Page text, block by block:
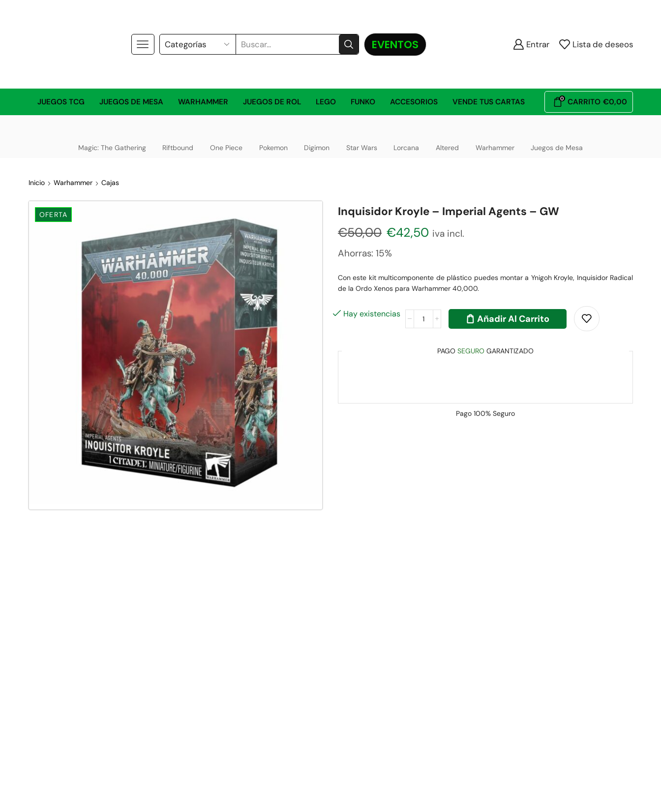
EVENTOS Entrar Lista de deseos
JUEGOS TCG JUEGOS DE MESA WARHAMMER JUEGOS DE ROL LEGO FUNKO ACCESORIOS VENDE TUS CARTAS 0 CARRITO €0,00
Magic: The Gathering Riftbound One Piece Pokemon Digimon Star Wars Lorcana Altered Warhammer Juegos de Mesa
Inicio Warhammer Cajas
OFERTA Inquisidor Kroyle – Imperial Agents – GW
€50,00 €42,50 iva incl.
Ahorras: 15%
Con este kit multicomponente de plástico puedes montar a Ynigoh Kroyle, Inquisidor Radical
de la Ordo Xenos para Warhammer 40,000.
Hay existencias Añadir Al Carrito
PAGO SEGURO GARANTIZADO
Pago 100% Seguro